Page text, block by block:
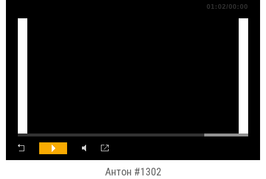
01:02/00:00
Антон #1302